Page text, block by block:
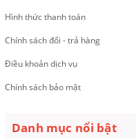
Hình thức thanh toán
Chính sách đổi - trả hàng
Điều khoản dịch vụ
Chính sách bảo mật
Danh mục nổi bật